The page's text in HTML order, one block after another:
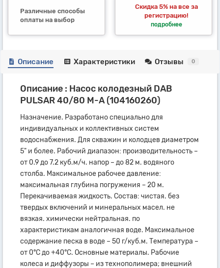
Различные способы
оплаты на выбор
Скидка 5% на все за
регистрацию!
подробнее
Описание Характеристики Отзывы 0
Описание : Насос колодезный DAB
PULSAR 40/80 M-A (104160260)
Назначение. Разработано специально для
индивидуальных и коллективных систем
водоснабжения. Для скважин и колодцев диаметром
5" и более. Рабочий диапазон: производительность –
от 0.9 до 7.2 куб.м/ч. напор – до 82 м. водяного
столба. Максимальное рабочее давление:
максимальная глубина погружения – 20 м.
Перекачиваемая жидкость. Состав: чистая. без
твердых включений и минеральных масел. не
вязкая. химически нейтральная. по
характеристикам аналогичная воде. Максимальное
содержание песка в воде – 50 г/куб.м. Температура –
от 0°С до +40°С. Основные материалы. Рабочие
колеса и диффузоры – из технополимера; внешний